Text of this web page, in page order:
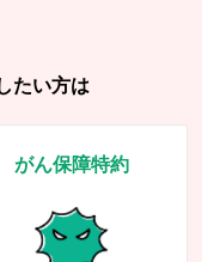
たい方は
がん保障特約